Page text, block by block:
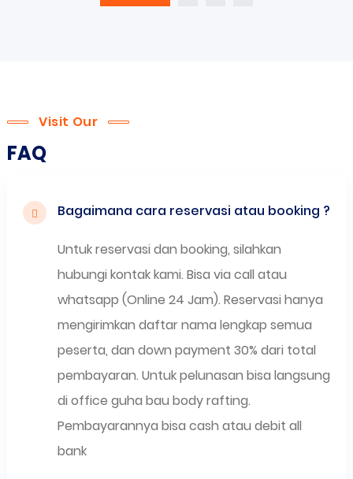
Visit Our
FAQ
Bagaimana cara reservasi atau booking ?
Untuk reservasi dan booking, silahkan
hubungi kontak kami. Bisa via call atau
whatsapp (Online 24 Jam). Reservasi hanya
mengirimkan daftar nama lengkap semua
peserta, dan down payment 30% dari total
pembayaran. Untuk pelunasan bisa langsung
di office guha bau body rafting.
Pembayarannya bisa cash atau debit all
bank